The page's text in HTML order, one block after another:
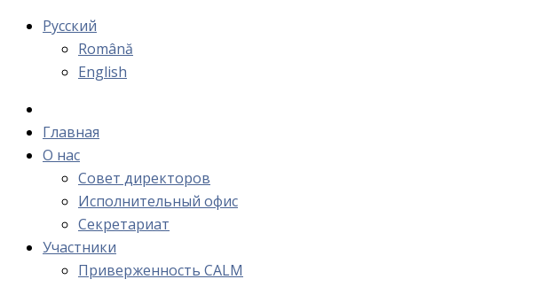
Русский
Română
English
Главная
О нас
Cовет директоров
Исполнительный офис
Cекретариат
Участники
Приверженность CALM